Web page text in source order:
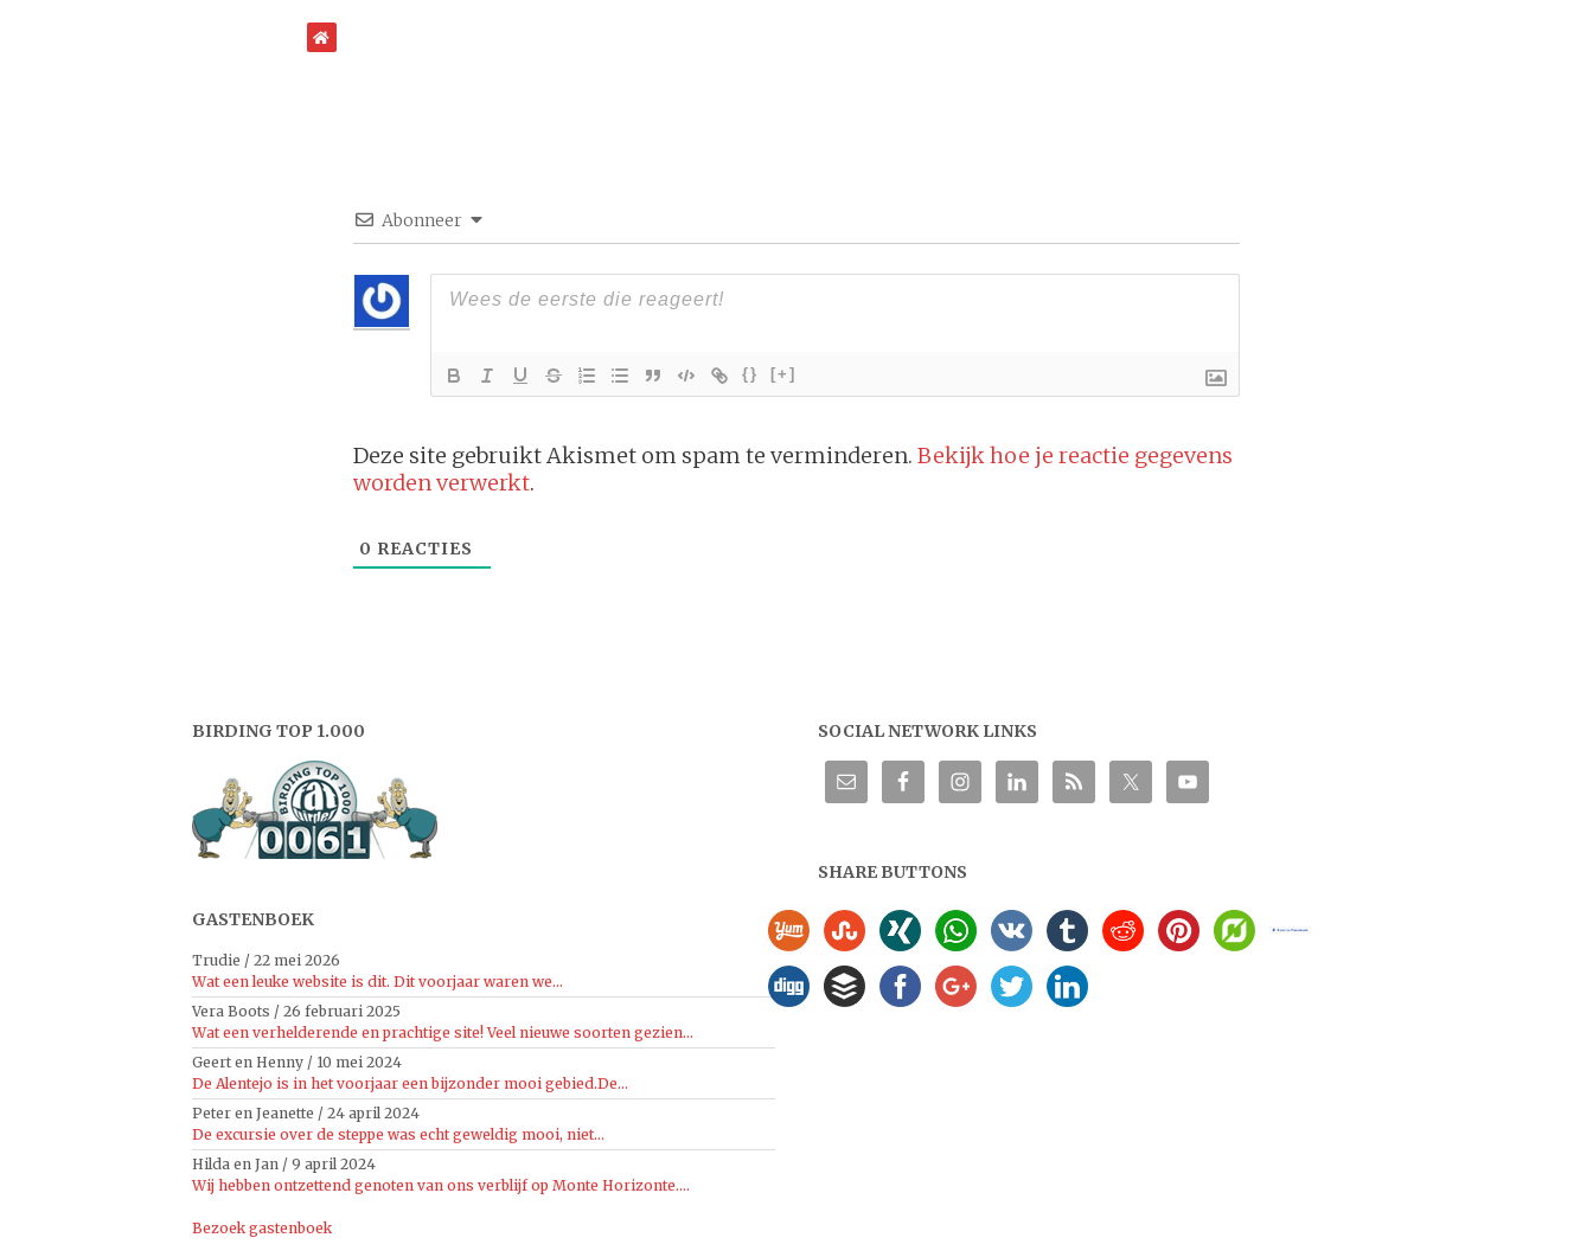
Abonneer
{} [+]
Deze site gebruikt Akismet om spam te verminderen. Bekijk hoe je reactie gegevens
worden verwerkt.
0 REACTIES
BIRDING TOP 1.000
GASTENBOEK
Trudie / 22 mei 2026
Wat een leuke website is dit. Dit voorjaar waren we...
Vera Boots / 26 februari 2025
Wat een verhelderende en prachtige site! Veel nieuwe soorten gezien...
Geert en Henny / 10 mei 2024
De Alentejo is in het voorjaar een bijzonder mooi gebied.De...
Peter en Jeanette / 24 april 2024
De excursie over de steppe was echt geweldig mooi, niet...
Hilda en Jan / 9 april 2024
Wij hebben ontzettend genoten van ons verblijf op Monte Horizonte....
Bezoek gastenboek
SOCIAL NETWORK LINKS
SHARE BUTTONS